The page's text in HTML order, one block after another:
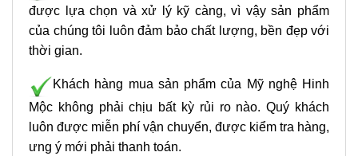
được lựa chọn và xử lý kỹ càng, vì vậy sản phẩm
của chúng tôi luôn đảm bảo chất lượng, bền đẹp với
thời gian.
Khách hàng mua sản phẩm của Mỹ nghệ Hinh
Mộc không phải chịu bất kỳ rủi ro nào. Quý khách
luôn được miễn phí vận chuyển, được kiểm tra hàng,
ưng ý mới phải thanh toán.